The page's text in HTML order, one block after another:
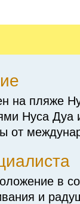
на пляже
Нуса Дуа
от
в
и